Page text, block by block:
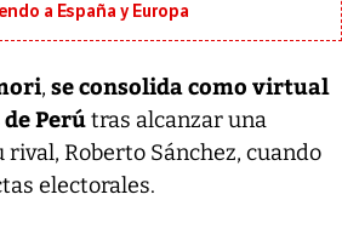
a España y Europa
, se consolida como virtual
Perútras alcanzar una
rival, Roberto Sánchez, cuando
electorales.